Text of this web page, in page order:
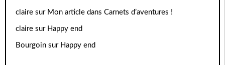
clairesur Mon article dans Carnets d’aventures !
clairesur Happy end
Bourgoinsur Happy end